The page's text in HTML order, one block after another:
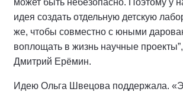
может быть небезопасно. Поэтому у
идея создать отдельную детскую
же, чтобы совместно с юными
воплощать в жизнь научные
Дмитрий Ерёмин.
Идею Ольга Швецова поддержала.